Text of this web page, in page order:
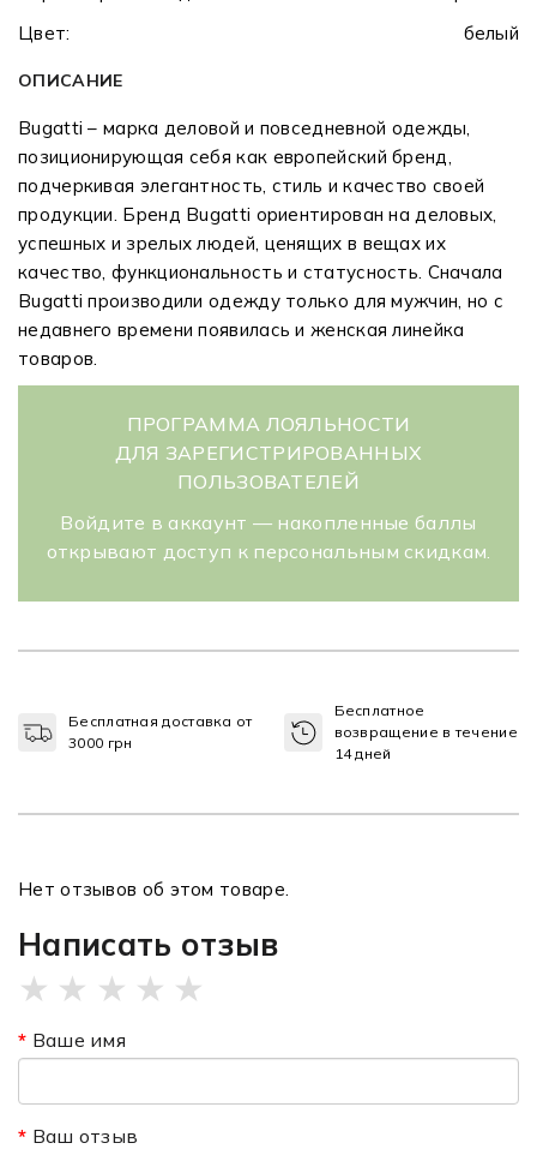
Цвет:
белый
ОПИСАНИЕ
Bugatti – марка деловой и повседневной одежды,
позиционирующая себя как европейский бренд,
подчеркивая элегантность, стиль и качество своей
продукции. Бренд Bugatti ориентирован на деловых,
успешных и зрелых людей, ценящих в вещах их
качество, функциональность и статусность. Сначала
Bugatti производили одежду только для мужчин, но с
недавнего времени появилась и женская линейка
товаров.
ПРОГРАММА ЛОЯЛЬНОСТИ
ДЛЯ ЗАРЕГИСТРИРОВАННЫХ
ПОЛЬЗОВАТЕЛЕЙ
Войдите в аккаунт — накопленные баллы
открывают доступ к персональным скидкам.
Бесплатная доставка от
3000 грн
Бесплатное
возвращение в течение
14 дней
Нет отзывов об этом товаре.
Написать отзыв
★ ★ ★ ★ ★
Ваше имя
Ваш отзыв